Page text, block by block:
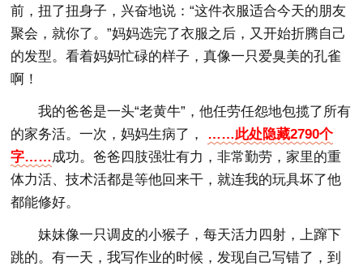
前，扭了扭身子，兴奋地说：“这件衣服适合今天的朋友
聚会，就你了。”妈妈选完了衣服之后，又开始折腾自己
的发型。看着妈妈忙碌的样子，真像一只爱臭美的孔雀
啊！
我的爸爸是一头“老黄牛”，他任劳任怨地包揽了所有
的家务活。一次，妈妈生病了， ……此处隐藏2790个
字…… 成功。爸爸四肢强壮有力，非常勤劳，家里的重
体力活、技术活都是等他回来干，就连我的玩具坏了他
都能修好。
妹妹像一只调皮的小猴子，每天活力四射，上蹿下
跳的。有一天，我写作业的时候，发现自己写错了，到